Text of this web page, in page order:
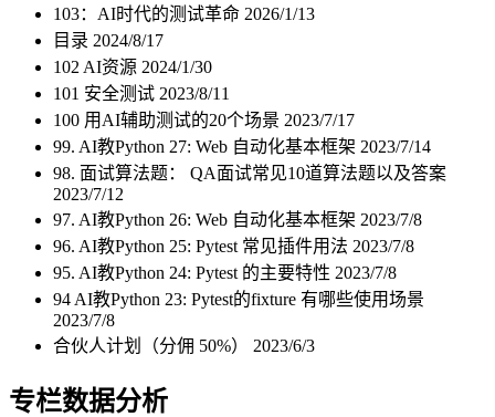
103：AI时代的测试革命 2026/1/13
目录 2024/8/17
102 AI资源 2024/1/30
101 安全测试 2023/8/11
100 用AI辅助测试的20个场景 2023/7/17
99. AI教Python 27: Web 自动化基本框架 2023/7/14
98. 面试算法题： QA面试常见10道算法题以及答案
2023/7/12
97. AI教Python 26: Web 自动化基本框架 2023/7/8
96. AI教Python 25: Pytest 常见插件用法 2023/7/8
95. AI教Python 24: Pytest 的主要特性 2023/7/8
94 AI教Python 23: Pytest的fixture 有哪些使用场景
2023/7/8
合伙人计划（分佣 50%） 2023/6/3
专栏数据分析